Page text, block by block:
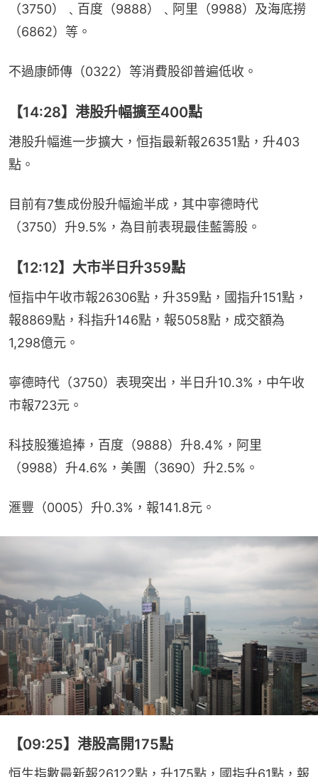
（3750）﹑百度（9888）﹑阿里（9988）及海底撈
（6862）等。
不過康師傳（0322）等消費股卻普遍低收。
【14:28】港股升幅擴至400點
港股升幅進一步擴大，恒指最新報26351點，升403
點。
目前有7隻成份股升幅逾半成，其中寧德時代
（3750）升9.5%，為目前表現最佳藍籌股。
【12:12】大市半日升359點
恒指中午收市報26306點，升359點，國指升151點，
報8869點，科指升146點，報5058點，成交額為
1,298億元。
寧德時代（3750）表現突出，半日升10.3%，中午收
市報723元。
科技股獲追捧，百度（9888）升8.4%，阿里
（9988）升4.6%，美團（3690）升2.5%。
滙豐（0005）升0.3%，報141.8元。
【09:25】港股高開175點
恒生指數最新報26122點，升175點，國指升61點，報